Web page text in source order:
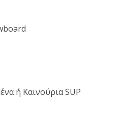
ή Καινούρια SUP